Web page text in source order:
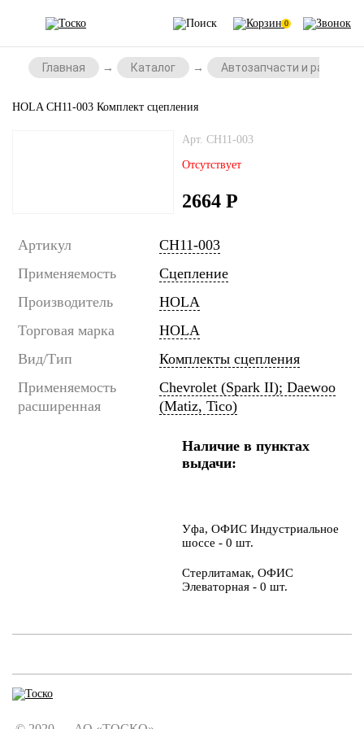
0
Главная Каталог Автозапчасти и
HOLA CH11-003 Комплект сцепления
Арт. CH11-003
Отсутствует
2664 Р
Артикул
CH11-003
Применяемость
Сцепление
Производитель
HOLA
Торговая марка
HOLA
Вид/Тип
Комплекты сцепления
Применяемость
расширенная
Chevrolet (Spark II); Daewoo
(Matiz, Tico)
Наличие в пунктах
выдачи:
Уфа, ОФИС Индустриальное
шоссе - 0 шт.
Стерлитамак, ОФИС
Элеваторная - 0 шт.